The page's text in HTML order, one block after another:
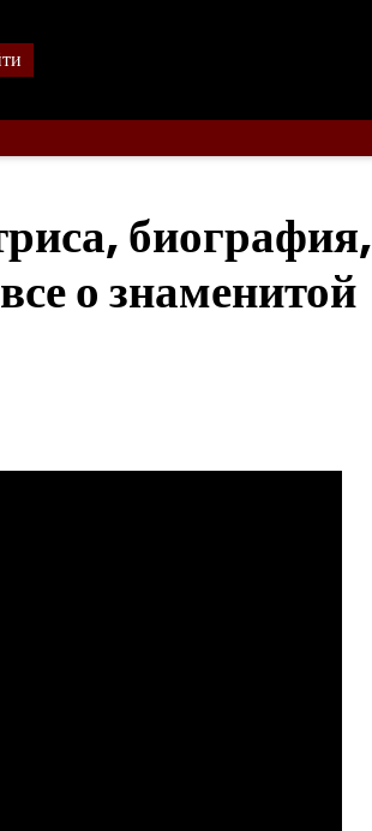
биография,
о знаменитой